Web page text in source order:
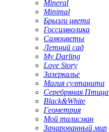
Mineral
Minimal
Брызги цвета
Госсимволика
Самоцветы
Летний сад
My Darling
Love Story
Зазеркалье
Магия султанита
Серебряная Птица
Black&White
Геометрия
Мой талисман
Зачарованный мир